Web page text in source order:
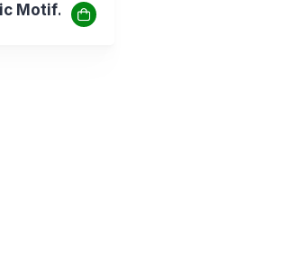
Motif